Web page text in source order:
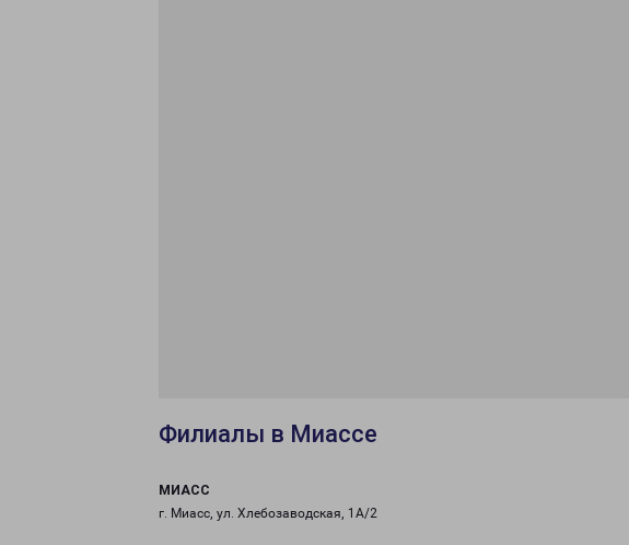
Филиалы в Миассе
МИАСС
г. Миасс, ул. Хлебозаводская, 1А/2